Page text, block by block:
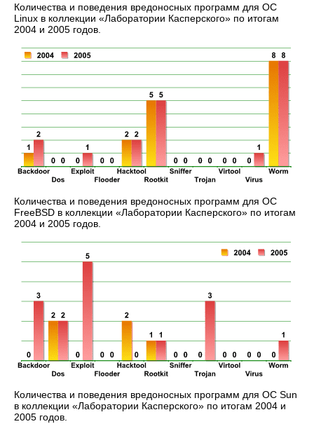
Количества и поведения вредоносных программ для ОС
Linux в коллекции «Лаборатории Касперского» по итогам
2004 и 2005 годов.
Количества и поведения вредоносных программ для ОС
FreeBSD в коллекции «Лаборатории Касперского» по итогам
2004 и 2005 годов.
Количества и поведения вредоносных программ для ОС Sun
в коллекции «Лаборатории Касперского» по итогам 2004 и
2005 годов.